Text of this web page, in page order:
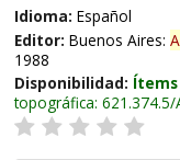
Idioma: Español
Editor: Buenos Aires:
1988
Disponibilidad:
topográfica: